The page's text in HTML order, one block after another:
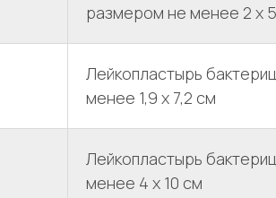
размером не менее 2 х
Лейкопластырь
менее 1,9 х 7,2 см
Лейкопластырь
менее 4 х 10 см